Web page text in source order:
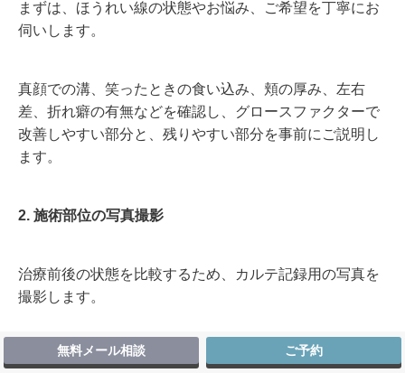
まずは、ほうれい線の状態やお悩み、ご希望を丁寧にお
伺いします。
真顔での溝、笑ったときの食い込み、頬の厚み、左右
差、折れ癖の有無などを確認し、グロースファクターで
改善しやすい部分と、残りやすい部分を事前にご説明し
ます。
2. 施術部位の写真撮影
治療前後の状態を比較するため、カルテ記録用の写真を
撮影します。
無断で第三者に公開することはありません。
無料メール相談 ご予約